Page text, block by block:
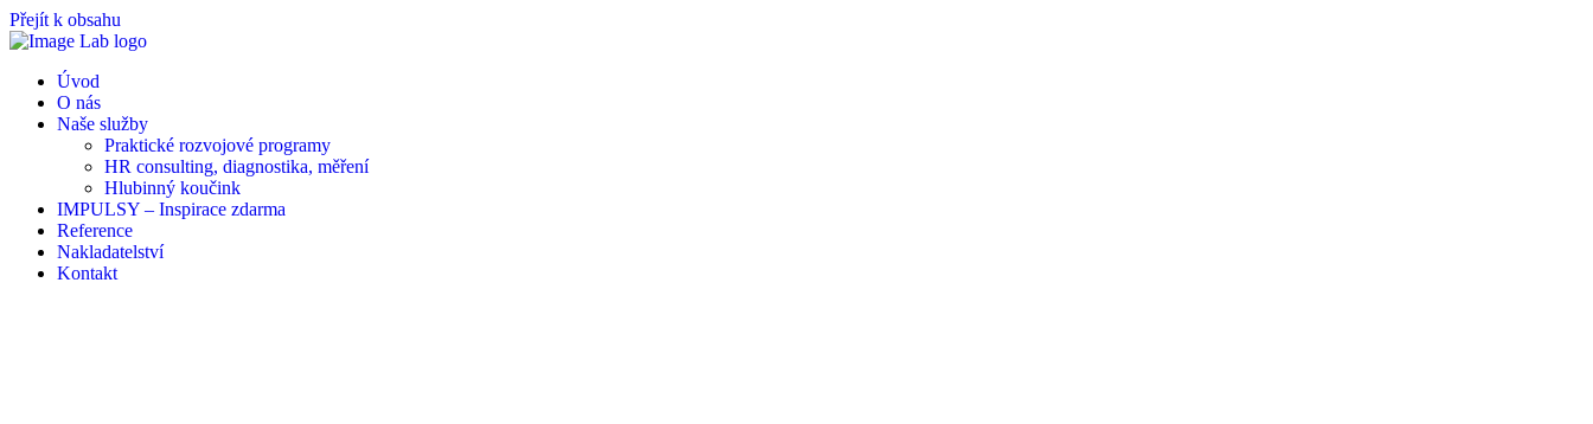
Přejít k obsahu
Úvod
O nás
Naše služby
Praktické rozvojové programy
HR consulting, diagnostika, měření
Hlubinný koučink
IMPULSY – Inspirace zdarma
Reference
Nakladatelství
Kontakt